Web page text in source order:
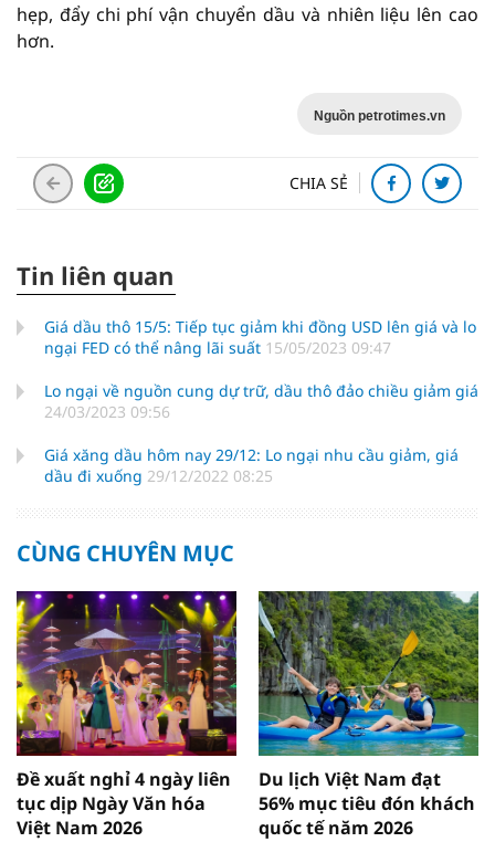
hẹp, đẩy chi phí vận chuyển dầu và nhiên liệu lên cao
hơn.
Nguồn petrotimes.vn
CHIA SẺ
Tin liên quan
Giá dầu thô 15/5: Tiếp tục giảm khi đồng USD lên giá và lo
ngại FED có thể nâng lãi suất 15/05/2023 09:47
Lo ngại về nguồn cung dự trữ, dầu thô đảo chiều giảm giá
24/03/2023 09:56
Giá xăng dầu hôm nay 29/12: Lo ngại nhu cầu giảm, giá
dầu đi xuống 29/12/2022 08:25
CÙNG CHUYÊN MỤC
Đề xuất nghỉ 4 ngày liên
tục dịp Ngày Văn hóa
Việt Nam 2026
Du lịch Việt Nam đạt
56% mục tiêu đón khách
quốc tế năm 2026